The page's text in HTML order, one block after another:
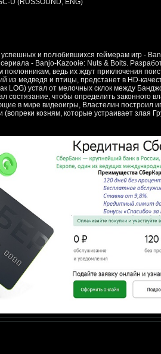
U (RUSSOUND, ENG)
и полюбившихся геймерам игр -
- Banjo-Kazooie: Nuts & Bolts.
ведь их ждут приключения
из медведя и птицы, предстанет в HD-
LOG) устал от мелочных склок между
состязание, чтобы определить законного
в мире видеоигры, Властелин построил
козням, которые устраивает злая